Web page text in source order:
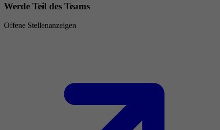
Werde Teil des Teams
Offene Stellenanzeigen